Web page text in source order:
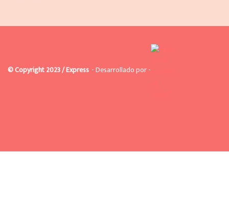
© Copyright 2023 / Express - Desarrollado por -